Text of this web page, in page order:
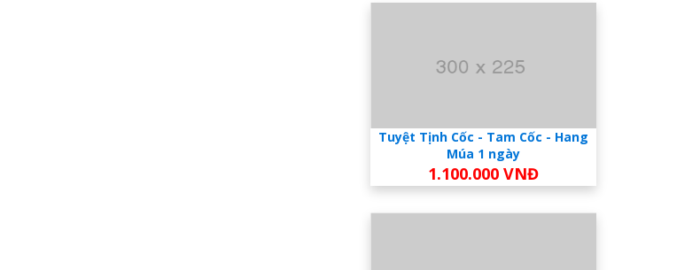
Tuyệt Tịnh Cốc - Tam Cốc - Hang
Múa 1 ngày
1.100.000 VNĐ